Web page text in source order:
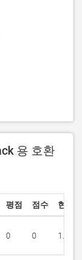
용 호환
평점 점수 현재
0 0 1.0